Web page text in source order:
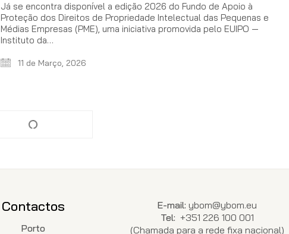
Já se encontra disponível a edição 2026 do Fundo de Apoio à
Proteção dos Direitos de Propriedade Intelectual das Pequenas e
Médias Empresas (PME), uma iniciativa promovida pelo EUIPO —
Instituto da…
11 de Março, 2026
Contactos
Porto
E-mail: ybom@ybom.eu
Tel: +351 226 100 001
(Chamada para a rede fixa nacional)